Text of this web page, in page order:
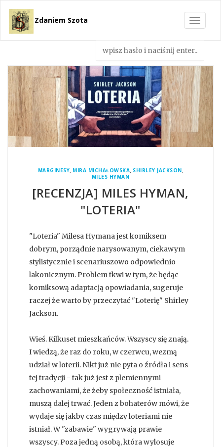
Toggle
Zdaniem Szota
MARGINESY, MIRA MICHAŁOWSKA, SHIRLEY JACKSON,
MILES HYMAN
[RECENZJA] MILES HYMAN,
"LOTERIA"
"Loteria" Milesa Hymana jest komiksem
dobrym, porządnie narysowanym, ciekawym
stylistycznie i scenariuszowo odpowiednio
lakonicznym. Problem tkwi w tym, że będąc
komiksową adaptacją opowiadania, sugeruje
raczej że warto by przeczytać "Loterię" Shirley
Jackson.
Wieś. Kilkuset mieszkańców. Wszyscy się znają.
I wiedzą, że raz do roku, w czerwcu, wezmą
udział w loterii. Nikt już nie pyta o źródła i sens
tej tradycji - tak już jest z plemiennymi
zachowaniami, że żeby społeczność istniała,
muszą dalej trwać. Jeden z bohaterów mówi, że
wydaje się jakby czas między loteriami nie
istniał. W "zabawie" wygrywają prawie
wszyscy. Poza jedną osobą, która wylosuje